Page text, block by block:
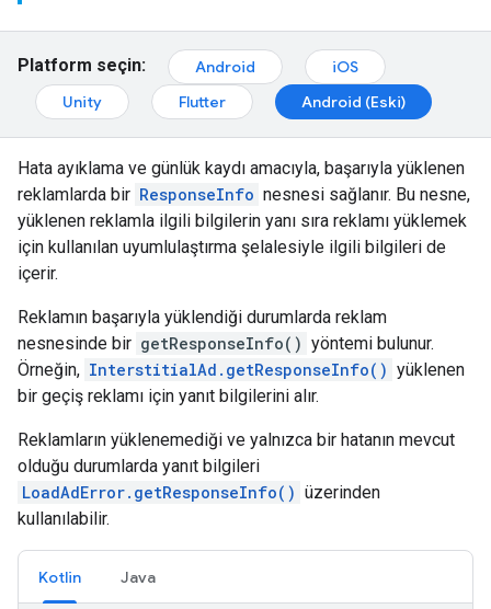
Platform seçin: Android
iOS
Unity
Flutter Android (Eski)
Hata ayıklama ve günlük kaydı amacıyla, başarıyla yüklenen
reklamlarda bir ResponseInfo nesnesi sağlanır. Bu nesne,
yüklenen reklamla ilgili bilgilerin yanı sıra reklamı yüklemek
için kullanılan uyumlulaştırma şelalesiyle ilgili bilgileri de
içerir.
Reklamın başarıyla yüklendiği durumlarda reklam
nesnesinde bir getResponseInfo() yöntemi bulunur.
Örneğin, InterstitialAd.getResponseInfo() yüklenen
bir geçiş reklamı için yanıt bilgilerini alır.
Reklamların yüklenemediği ve yalnızca bir hatanın mevcut
olduğu durumlarda yanıt bilgileri
LoadAdError.getResponseInfo() üzerinden
kullanılabilir.
Kotlin Java